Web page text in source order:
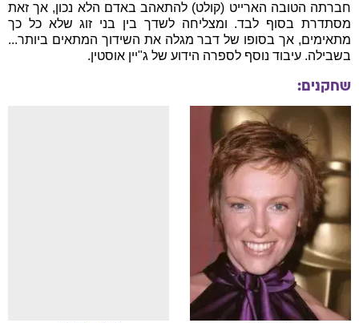
חברתה הטובה הארייט (קולט) להתאהב באדם הלא נכון, אך זאת
מסתדרת בסוף לבד. ומצליחה לשדך בין בני זוג שלא כל כך
מתאימים, אך בסופו של דבר מגלה את השידוך המתאים ביותר...
בשבילה. עיבוד נוסף לספרה הידוע של ג"יין אוסטין.
שחקנים: